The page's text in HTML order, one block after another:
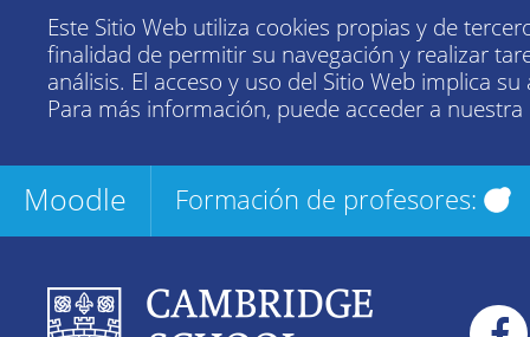
Este Sitio Web utiliza cookies propias y de
finalidad de permitir su navegación y realizar
análisis. El acceso y uso del Sitio Web implica su
Para más información, puede acceder a nuestra
Moodle Formación de profesores: